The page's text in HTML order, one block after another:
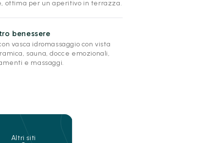
ottima per un aperitivo in terrazza.
benessere
vasca idromassaggio con vista
sauna, docce emozionali,
e massaggi.
Altri siti